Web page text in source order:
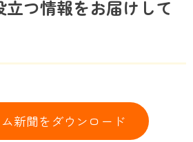
つ情報をお届けして
新聞をダウンロード